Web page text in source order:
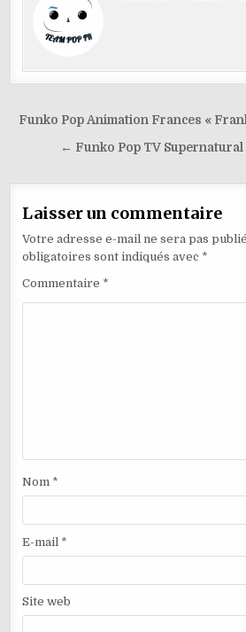
b
o
o
p
e
g
er
Navigation
Funko Pop Animation Frances «
← Funko Pop TV Supernatural
Laisser un commentaire
Votre adresse e-mail ne sera pas
obligatoires sont indiqués avec *
Commentaire *
Nom *
E-mail *
Site web